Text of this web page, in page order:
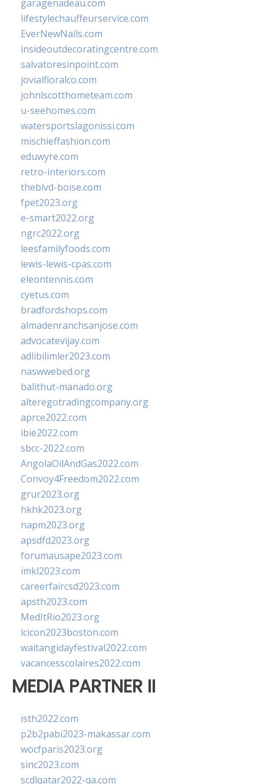
garagenadeau.com
lifestylechauffeurservice.com
EverNewNails.com
insideoutdecoratingcentre.com
salvatoresinpoint.com
jovialfloralco.com
johnlscotthometeam.com
u-seehomes.com
watersportslagonissi.com
mischieffashion.com
eduwyre.com
retro-interiors.com
theblvd-boise.com
fpet2023.org
e-smart2022.org
ngrc2022.org
leesfamilyfoods.com
lewis-lewis-cpas.com
eleontennis.com
cyetus.com
bradfordshops.com
almadenranchsanjose.com
advocatevijay.com
adlibilimler2023.com
naswwebed.org
balithut-manado.org
alteregotradingcompany.org
aprce2022.com
ibie2022.com
sbcc-2022.com
AngolaOilAndGas2022.com
Convoy4Freedom2022.com
grur2023.org
hkhk2023.org
napm2023.org
apsdfd2023.org
forumausape2023.com
imkl2023.com
careerfaircsd2023.com
apsth2023.com
MedItRio2023.org
lcicon2023boston.com
waitangidayfestival2022.com
vacancesscolaires2022.com
MEDIA PARTNER II
isth2022.com
p2b2pabi2023-makassar.com
wocfparis2023.org
sinc2023.com
scdlqatar2022-qa.com